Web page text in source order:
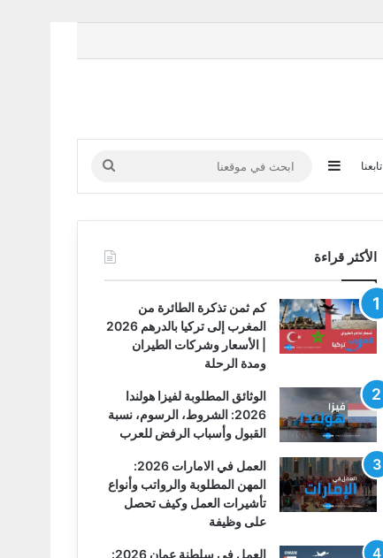
تابعنا إضافة عمود جانبي
ابحث
في
الأكثر قراءة
كم ثمن تذكرة الطائرة من
المغرب إلى تركيا بالدرهم 2026
| الأسعار وشركات الطيران
ومدة الرحلة
الوثائق المطلوبة لفيزا هولندا
2026: الشروط، الرسوم، نسبة
القبول وأسباب الرفض للعرب
العمل في الامارات 2026:
المهن المطلوبة والرواتب وأنواع
تأشيرات العمل وكيف تحصل
على وظيفة
العمل في سلطنة عمان 2026: